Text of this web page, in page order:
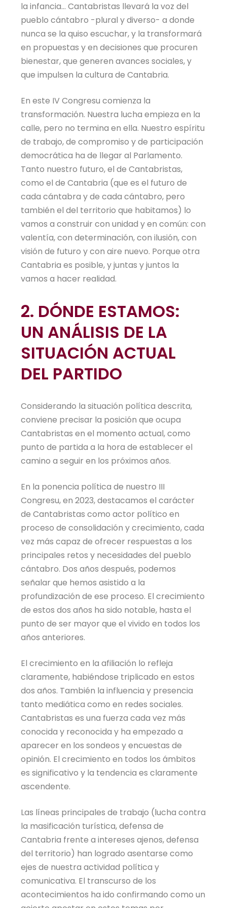
la infancia… Cantabristas llevará la voz del
pueblo cántabro -plural y diverso- a donde
nunca se la quiso escuchar, y la transformará
en propuestas y en decisiones que procuren
bienestar, que generen avances sociales, y
que impulsen la cultura de Cantabria.
En este IV Congresu comienza la
transformación. Nuestra lucha empieza en la
calle, pero no termina en ella. Nuestro espíritu
de trabajo, de compromiso y de participación
democrática ha de llegar al Parlamento.
Tanto nuestro futuro, el de Cantabristas,
como el de Cantabria (que es el futuro de
cada cántabra y de cada cántabro, pero
también el del territorio que habitamos) lo
vamos a construir con unidad y en común: con
valentía, con determinación, con ilusión, con
visión de futuro y con aire nuevo. Porque otra
Cantabria es posible, y juntas y juntos la
vamos a hacer realidad.
2. DÓNDE ESTAMOS:
UN ANÁLISIS DE LA
SITUACIÓN ACTUAL
DEL PARTIDO
Considerando la situación política descrita,
conviene precisar la posición que ocupa
Cantabristas en el momento actual, como
punto de partida a la hora de establecer el
camino a seguir en los próximos años.
En la ponencia política de nuestro III
Congresu, en 2023, destacamos el carácter
de Cantabristas como actor político en
proceso de consolidación y crecimiento, cada
vez más capaz de ofrecer respuestas a los
principales retos y necesidades del pueblo
cántabro. Dos años después, podemos
señalar que hemos asistido a la
profundización de ese proceso. El crecimiento
de estos dos años ha sido notable, hasta el
punto de ser mayor que el vivido en todos los
años anteriores.
El crecimiento en la afiliación lo refleja
claramente, habiéndose triplicado en estos
dos años. También la influencia y presencia
tanto mediática como en redes sociales.
Cantabristas es una fuerza cada vez más
conocida y reconocida y ha empezado a
aparecer en los sondeos y encuestas de
opinión. El crecimiento en todos los ámbitos
es significativo y la tendencia es claramente
ascendente.
Las líneas principales de trabajo (lucha contra
la masificación turística, defensa de
Cantabria frente a intereses ajenos, defensa
del territorio) han logrado asentarse como
ejes de nuestra actividad política y
comunicativa. El transcurso de los
acontecimientos ha ido confirmando como un